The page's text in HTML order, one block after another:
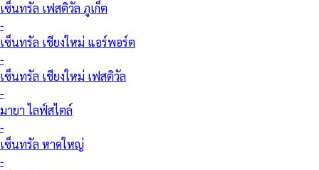
เซ็นทรัล เฟสติวัล ภูเก็ต
-
เซ็นทรัล เชียงใหม่ แอร์พอร์ต
-
เซ็นทรัล เชียงใหม่ เฟสติวัล
-
มายา ไลฟ์สไตล์
-
เซ็นทรัล หาดใหญ่
-